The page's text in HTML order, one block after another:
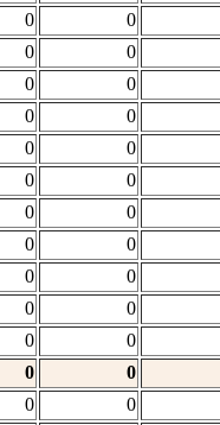
0 0
0 0
0 0
0 0
0 0
0 0
0 0
0 0
0 0
0 0
0 0
0 0
0 0